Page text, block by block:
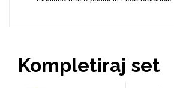
Kompletiraj set